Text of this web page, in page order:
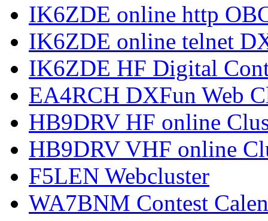
IK6ZDE online http
IK6ZDE online telnet
IK6ZDE HF Digital
EA4RCH DXFun Web
HB9DRV HF online
HB9DRV VHF online
F5LEN Webcluster
WA7BNM Contest